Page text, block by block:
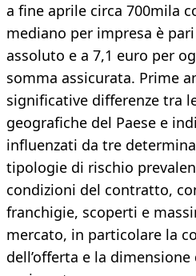
a fine aprile circa 700mila
mediano per impresa è
assoluto e a 7,1 euro per
somma assicurata. Prime
significative differenze tra
geografiche del Paese e
influenzati da tre
tipologie di rischio
condizioni del contratto,
franchigie, scoperti e
mercato, in particolare la
dell’offerta e la